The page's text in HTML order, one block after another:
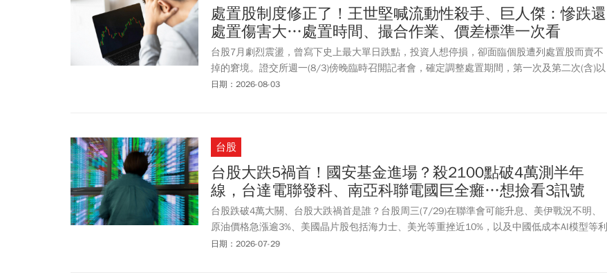
時都必須預先備妥足額款項或股票才能交易，意即喪失「T+2」延後扣款的便利性。而「違約
交割」後果有多嚴重？民事責任部分，證券商可向違約客戶收取最高成交金額7%之違約金，
並追償因違約所產生之債務及費用。而刑事責任部分，根據證券交易法，在集中交易市場委託
買賣或申報買賣，業經成交而不履行交割，足以影響市場秩序者，處 3 年以上 10 年以下有期
徒刑，得併科新臺幣 1000 萬元以上 2 億元以下罰金。違約交割將留有紀錄，授信機構可透過
金融聯合徵信中心取得相關資訊，個人信用將受到負面影響，未來要申請車貸、房貸等貸款將
處置股制度修正了！王世堅喊流動性殺手、巨人傑：慘跌還
處置傷害大…處置時間、撮合作業、價差標準一次看
台股7月劇烈震盪，曾寫下史上最大單日跌點，投資人想停損，卻面臨個股遭列處置股而賣不
掉的窘境。證交所週一(8/3)傍晚臨時召開記者會，確定調整處置期間，第一次及第二次(含)以
上遭發布處置之有價證券，處置期間為5個營業日(原為10個營業日)，遭發布處置之有價證
定措施暫緩撮合期間，調整為約每2分鐘撮合一次(原為約每5分鐘或20分鐘撮合一次)。至於收
盤價起迄價差標準也改變，股價超過1,000元至2,000元者，價差標準為300元；股價超過
2,000元至3,000元者，價差標準為450元，依此類推。證交所表示，法規周一公告，即起開始
實施，只要處置日期達到新標準，就可以解除，而8/10後就完全採計新的計算方式。民進黨
立委王世堅近期即針對處置機制談到，現行處置制度仍沿用30年前的監理思維，已無法反映如
今成交量動輒數千億元的市場規模，直言「30年前的過時制度，正在成為台股流動性的殺
手」，呼籲金管會全面檢討處置機制、研議接軌國際的盤中熔斷制度，以及提高處置指標的彈
日期：2026-08-03
台股
台股大跌5禍首！國安基金進場？殺2100點破4萬測半年
線，台達電聯發科、南亞科聯電國巨全癱…想撿看3訊號
台股跌破4萬大關、台股大跌禍首是誰？台股周三(7/29)在聯準會可能升息、美伊戰況不明、
原油價格急漲逾3%、美國晶片股包括海力士、美光等重挫近10%，以及中國低成本AI模型等利
空襲擊下，近午盤加權指數跌破4萬點大關、回測半年線最低見39495點，下跌2107點或5%，
日期：2026-07-29